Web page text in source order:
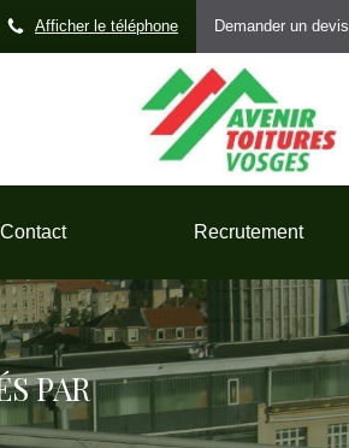
Demander un devis
Afficher le téléphone
Contact Recrutement
PAR